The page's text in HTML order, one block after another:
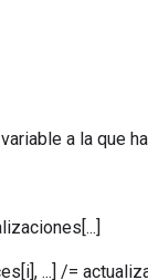
a la que
...] /=